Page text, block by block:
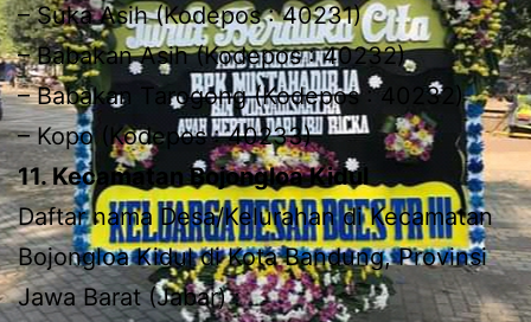
– Suka Asih (Kodepos : 40231)
– Babakan Asih (Kodepos : 40232)
– Babakan Tarogong (Kodepos : 40232)
– Kopo (Kodepos : 40233)
11. Kecamatan Bojongloa Kidul
Daftar nama Desa/Kelurahan di Kecamatan
Bojongloa Kidul di Kota Bandung, Provinsi
Jawa Barat (Jabar) :